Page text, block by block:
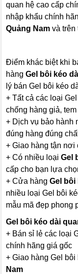
quan hệ cao cấp
nhập khẩu chính
Quảng Nam và trên
Điểm khác biệt khi
hàngGel bôi kéo
lý bán Gel bôi kéo
+ Tất cả các loại
chống hàng giả,
+ Dịch vụ bảo hành
đúng hàng đúng
+ Giao hàng tận
+ Có nhiều loạiGel
cấp cho bạn lựa
+ Cửa hàngGel bôi
nhiều loại Gel bôi
mẫu mã đẹp phong
Gel bôi kéo dài
+ Bán sỉ lẻ các loại
chính hãng giá gốc
+ Giao hàng Gel
Nam